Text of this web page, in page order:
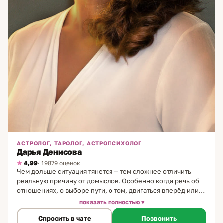
быстро выйти на карьерный рост. Я могу работать через
настройку на энергию человека, а при необходимости
дополнительно смотрю ситуацию на картах и рунах.
Обращайтесь, и я мягко помогу вам найти ответ и
правильное направление.
АСТРОЛОГ, ТАРОЛОГ, АСТРОПСИХОЛОГ
Дарья Денисова
4,99· 19879 оценок
Чем дольше ситуация тянется — тем сложнее отличить
реальную причину от домыслов. Особенно когда речь об
отношениях, о выборе пути, о том, двигаться вперёд или
ждать. Именно в такие моменты важно иметь ясную
картину — не общую, а точно вашу. Я практикую 29 лет — в
астрологии, Таро и астропсихологии. Никогда не считала
показать полностью
Спросить в чате Позвонить